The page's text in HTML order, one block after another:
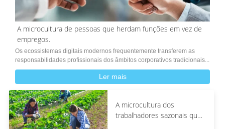
A microcultura de pessoas que herdam funções em vez de
empregos.
Os ecossistemas digitais modernos frequentemente transferem as
responsabilidades profissionais dos âmbitos corporativos tradicionais...
Ler mais
A microcultura dos
trabalhadores sazonais que